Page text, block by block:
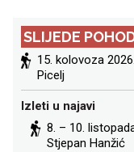
SLIJEDE
15. kolovoza
Picelj
Izleti u najavi
8. – 10.
Stjepan Hanžić